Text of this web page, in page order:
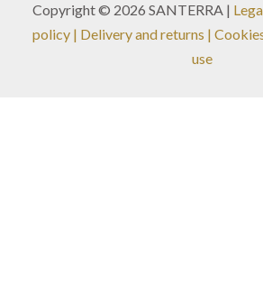
Copyright © 2026 SANTERRA |
policy | Delivery and returns |
use